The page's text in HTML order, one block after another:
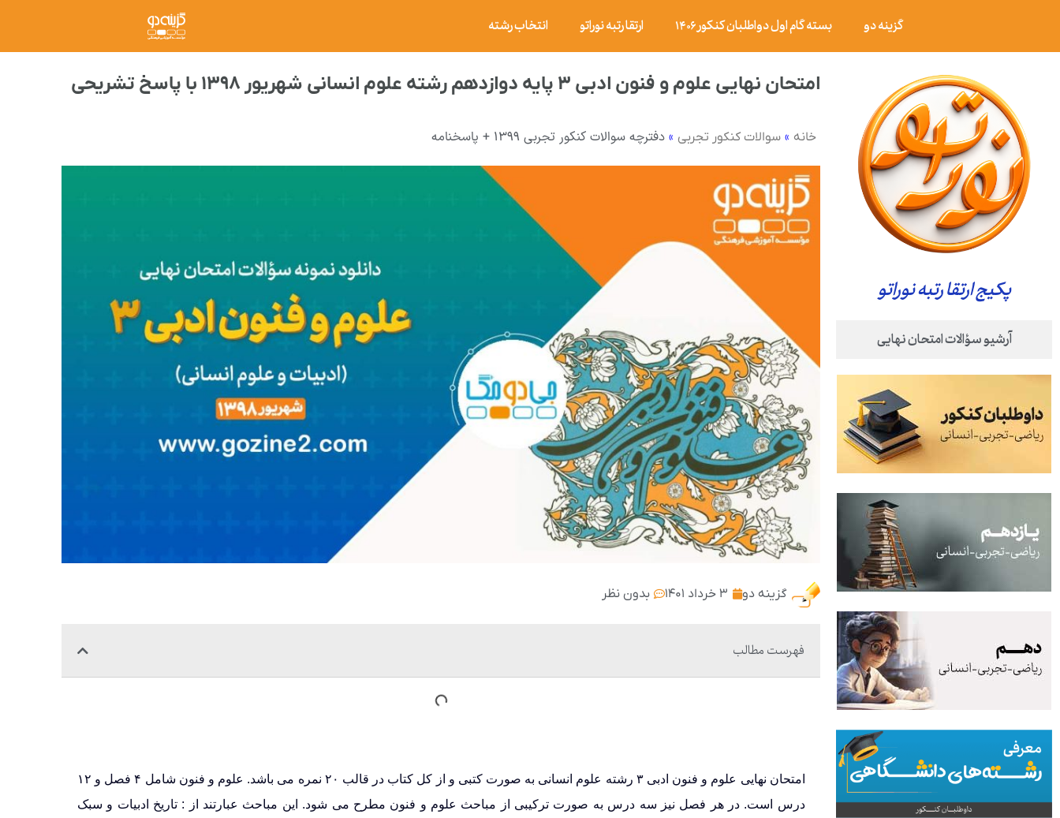
گزینه دو بسته گام اول دواطلبان کنکور ۱۴۰۶ ارتقا رتبه نوراتو انتخاب رشته
پکیج ارتقا رتبه نوراتو
آرشیو سؤالات امتحان نهایی
امتحان نهایی علوم و فنون ادبی ۳ پایه دوازدهم رشته علوم انسانی شهریور ۱۳۹۸ با پاسخ تشریحی
خانه » سوالات کنکور تجربی » دفترچه سوالات کنکور تجربی ۱۳۹۹ + پاسخنامه
گزینه دو ۳ خرداد ۱۴۰۱ بدون نظر
فهرست مطالب
امتحان نهایی علوم و فنون ادبی ۳ رشته علوم انسانی به صورت کتبی و از کل کتاب در قالب ۲۰ نمره می باشد. علوم و فنون شامل ۴ فصل و ۱۲
درس است. در هر فصل نیز سه درس به صورت ترکیبی از مباحث علوم و فنون مطرح می شود. این مباحث عبارتند از : تاریخ ادبیات و سبک